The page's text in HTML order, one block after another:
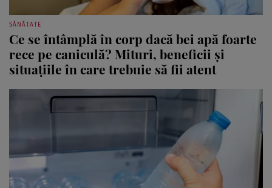
Ce se întâmplă în corp dacă bei apă foarte
rece pe caniculă? Mituri, beneficii și
situațiile în care trebuie să fii atent